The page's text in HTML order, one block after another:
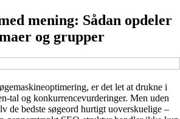
mening: Sådan opdeler
og grupper
er det let at drukne i
tal og konkurrencevurderinger. Men uden
de bedste søgeord hurtigt uoverskuelige –